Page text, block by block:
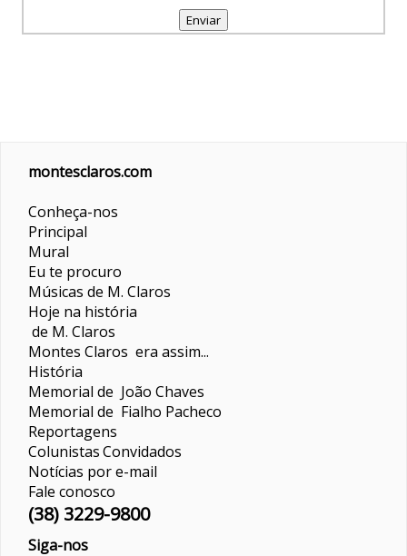
montesclaros.com
Conheça-nos
Principal
Mural
Eu te procuro
Músicas de M. Claros
Hoje na história
de M. Claros
Montes Claros era assim...
História
Memorial de João Chaves
Memorial de Fialho Pacheco
Reportagens
ColunistasConvidados
Notícias por e-mail
Fale conosco
(38) 3229-9800
Siga-nos